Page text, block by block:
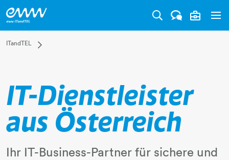
ITandTEL
Dropdown ITandTEL
Rechenzentren
Internet und Datenleitungen
Cloud Technologien
Arbeitsplatzlösungen
Wholesale
IT-Dienstleister
aus Österreich
Ihr IT-Business-Partner für sichere und